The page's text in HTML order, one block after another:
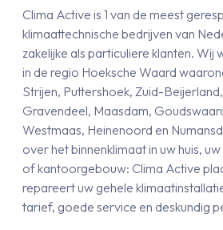
Clima Active is 1 van de meest
klimaattechnische bedrijven van
zakelijke als particuliere klanten. Wij
in de regio Hoeksche Waard
Strijen, Puttershoek, Zuid-
Gravendeel, Maasdam,
Westmaas, Heinenoord en
over het binnenklimaat in uw huis,
of kantoorgebouw: Clima Active
repareert uw gehele
tarief, goede service en deskundig